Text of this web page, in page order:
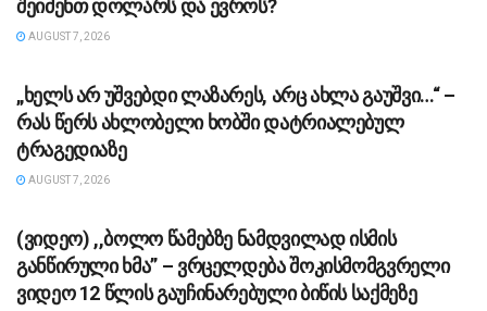
შეიძენთ დოლარს და ევროს?
AUGUST 7, 2026
„ხელს არ უშვებდი ლაზარეს, არც ახლა გაუშვი…“ –
რას წერს ახლობელი ხობში დატრიალებულ
ტრაგედიაზე
AUGUST 7, 2026
(ვიდეო) ,,ბოლო წამებზე ნამდვილად ისმის
განწირული ხმა” – ვრცელდება შოკისმომგვრელი
ვიდეო 12 წლის გაუჩინარებული ბიწის საქმეზე